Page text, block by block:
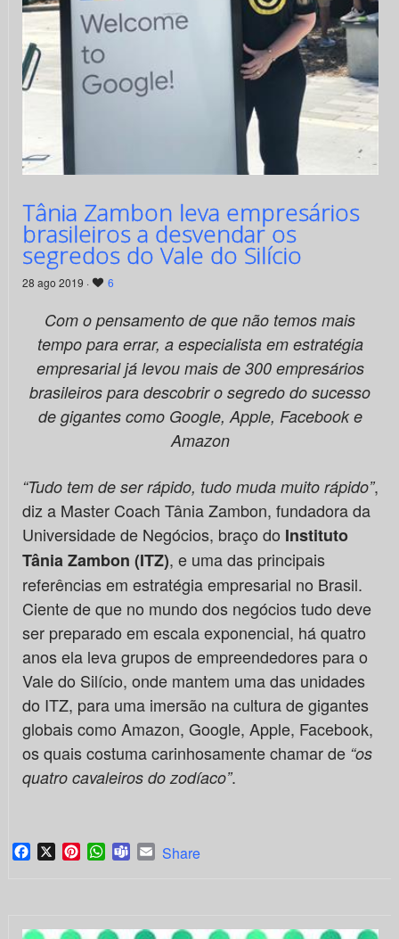
Tânia Zambon leva empresários
brasileiros a desvendar os
segredos do Vale do Silício
28 ago 2019 · 6
Com o pensamento de que não temos mais
tempo para errar, a especialista em estratégia
empresarial já levou mais de 300 empresários
brasileiros para descobrir o segredo do sucesso
de gigantes como Google, Apple, Facebook e
Amazon
“Tudo tem de ser rápido, tudo muda muito rápido”,
diz a Master Coach Tânia Zambon, fundadora da
Universidade de Negócios, braço do Instituto
Tânia Zambon (ITZ), e uma das principais
referências em estratégia empresarial no Brasil.
Ciente de que no mundo dos negócios tudo deve
ser preparado em escala exponencial, há quatro
anos ela leva grupos de empreendedores para o
Vale do Silício, onde mantem uma das unidades
do ITZ, para uma imersão na cultura de gigantes
globais como Amazon, Google, Apple, Facebook,
os quais costuma carinhosamente chamar de “os
quatro cavaleiros do zodíaco”.
Facebook
X PinterestWhatsApp
TeamsEmail
Share